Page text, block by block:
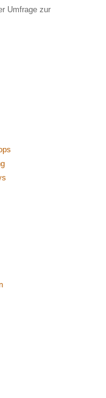
Umfrage zur